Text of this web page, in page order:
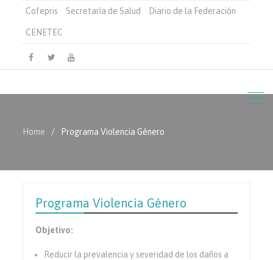
Cofepris Secretaría de Salud Diario de la Federación
CENETEC
Facebook
TwitterYoutube
Home Programa Violencia Género
Programa Violencia Género
Objetivo:
Reducir la prevalencia y severidad de los daños a